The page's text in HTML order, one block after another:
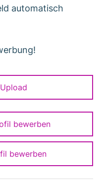
automatisch
bewerben
bewerben